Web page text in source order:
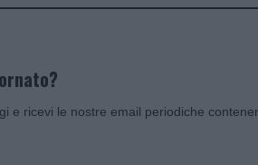
e ricevi le nostre email periodiche